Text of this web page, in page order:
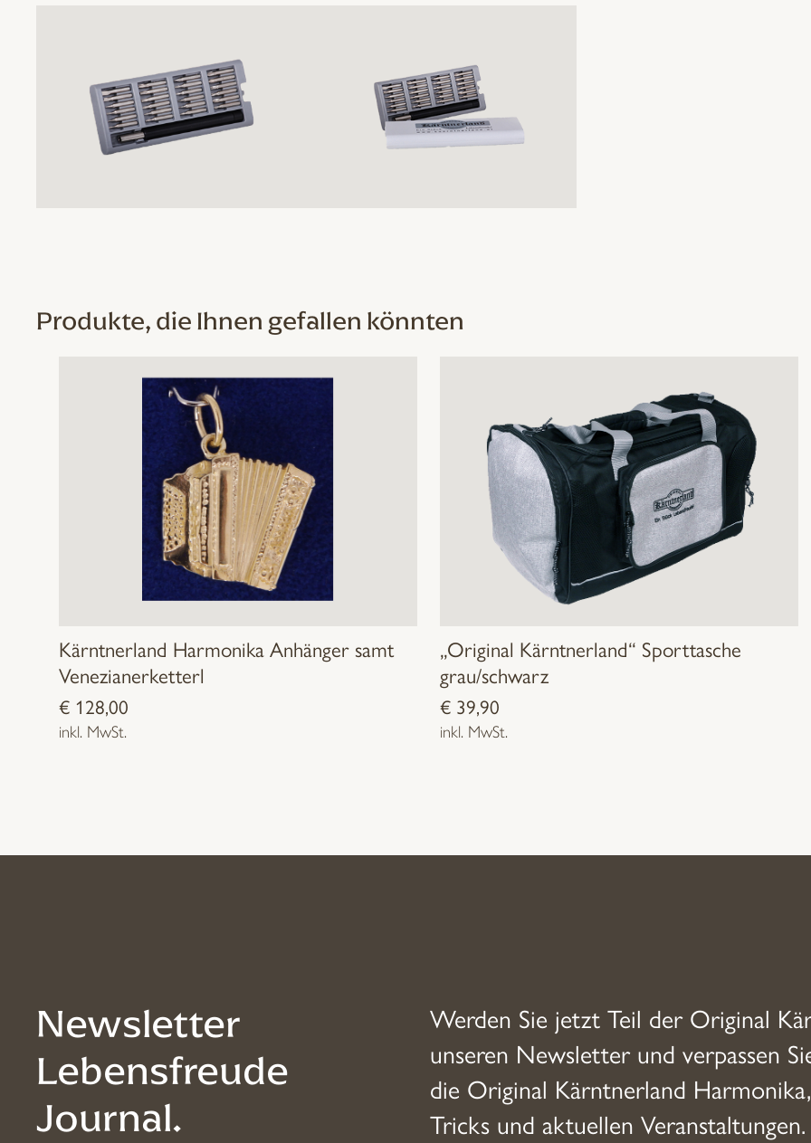
Produkte, die Ihnen gefallen könnten
Kärntnerland Harmonika Anhänger samt
Venezianerketterl
€ 128,00
inkl. MwSt.
„Original Kärntnerland“ Sporttasche
grau/schwarz
€ 39,90
inkl. MwSt.
Newsletter
Lebensfreude
Journal.
Werden Sie jetzt Teil der Original
unseren Newsletter und verpassen
die Original Kärntnerland
Tricks und aktuellen Veranstaltungen.